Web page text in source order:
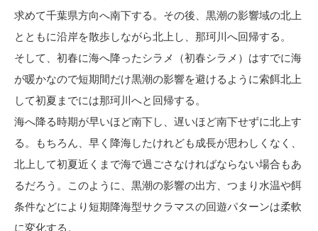
求めて千葉県方向へ南下する。その後、黒潮の影響域の北上
とともに沿岸を散歩しながら北上し、那珂川へ回帰する。
そして、初春に海へ降ったシラメ（初春シラメ）はすでに海
が暖かなので短期間だけ黒潮の影響を避けるように索餌北上
して初夏までには那珂川へと回帰する。
海へ降る時期が早いほど南下し、遅いほど南下せずに北上す
る。もちろん、早く降海したけれども成長が思わしくなく、
北上して初夏近くまで海で過ごさなければならない場合もあ
るだろう。このように、黒潮の影響の出方、つまり水温や餌
条件などにより短期降海型サクラマスの回遊パターンは柔軟
に変化する。